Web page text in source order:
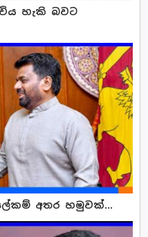
හැකි බවට
අතර හමුවක්...